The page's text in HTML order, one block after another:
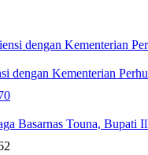
dengan Kementerian
Basarnas Touna, Bupati